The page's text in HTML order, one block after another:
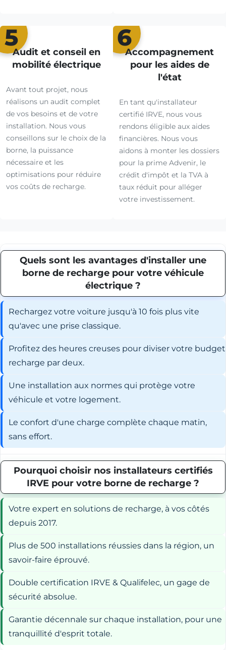
5
Audit et conseil en
mobilité électrique
Avant tout projet, nous
réalisons un audit complet
de vos besoins et de votre
installation. Nous vous
conseillons sur le choix de la
borne, la puissance
nécessaire et les
optimisations pour réduire
vos coûts de recharge.
6
Accompagnement
pour les aides de
l'état
En tant qu'installateur
certifié IRVE, nous vous
rendons éligible aux aides
financières. Nous vous
aidons à monter les dossiers
pour la prime Advenir, le
crédit d'impôt et la TVA à
taux réduit pour alléger
votre investissement.
Quels sont les avantages d'installer une
borne de recharge pour votre véhicule
électrique ?
Rechargez votre voiture jusqu'à 10 fois plus vite
qu'avec une prise classique.
Profitez des heures creuses pour diviser votre budget
recharge par deux.
Une installation aux normes qui protège votre
véhicule et votre logement.
Le confort d'une charge complète chaque matin,
sans effort.
Pourquoi choisir nos installateurs certifiés
IRVE pour votre borne de recharge ?
Votre expert en solutions de recharge, à vos côtés
depuis 2017.
Plus de 500 installations réussies dans la région, un
savoir-faire éprouvé.
Double certification IRVE & Qualifelec, un gage de
sécurité absolue.
Garantie décennale sur chaque installation, pour une
tranquillité d'esprit totale.